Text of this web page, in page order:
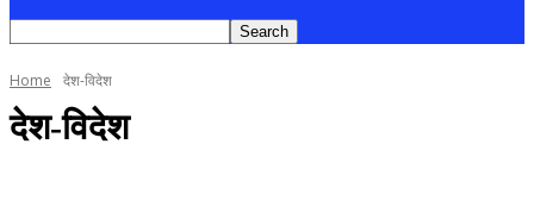
Home देश-विदेश
देश-विदेश